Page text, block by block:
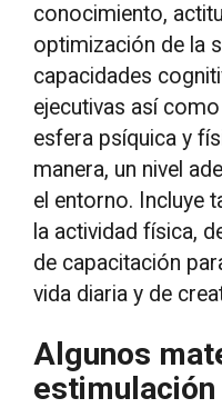
conocimiento,
optimización de la
capacidades
ejecutivas así
esfera psíquica y
manera, un nivel
el entorno. Incluye
la actividad física,
de capacitación
vida diaria y de
Algunos